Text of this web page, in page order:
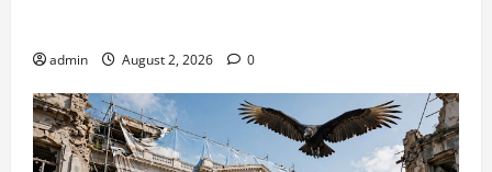
admin August 2, 2026 0